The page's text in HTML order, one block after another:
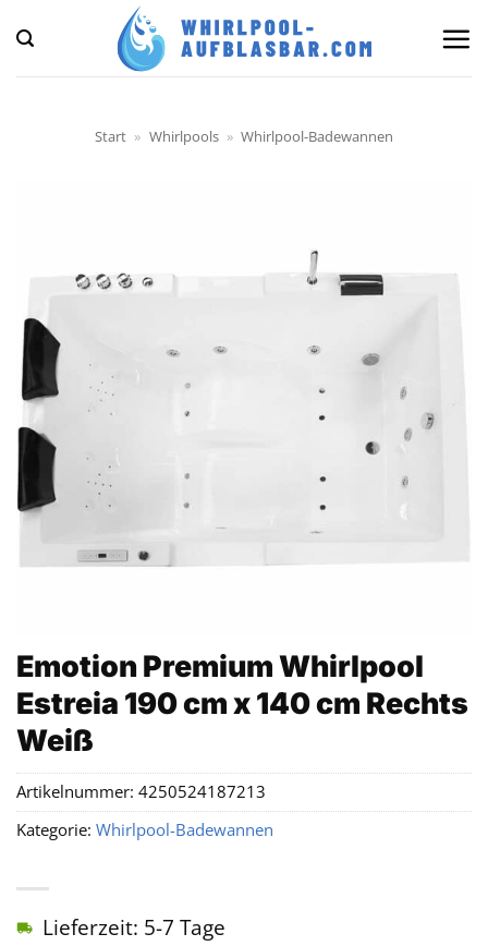
Inhalt
springen
Start » Whirlpools » Whirlpool-Badewannen
Emotion Premium Whirlpool
Estreia 190 cm x 140 cm Rechts
Weiß
Lieferzeit: 5-7 Tage
Artikelnummer: 4250524187213
Kategorie: Whirlpool-Badewannen